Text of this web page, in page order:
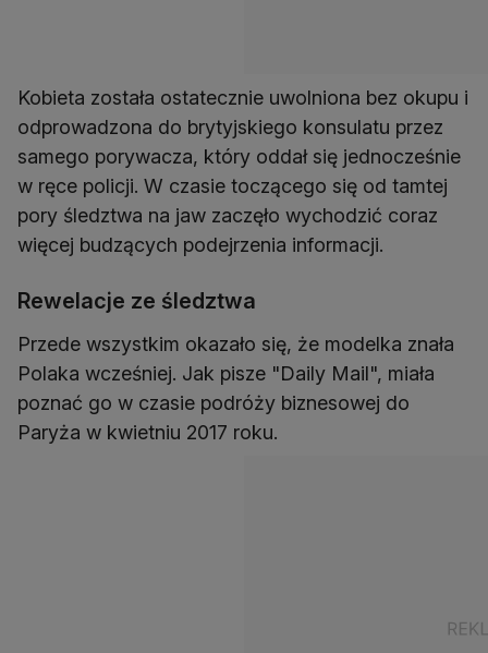
Kobieta została ostatecznie uwolniona bez okupu i
odprowadzona do brytyjskiego konsulatu przez
samego porywacza, który oddał się jednocześnie
w ręce policji. W czasie toczącego się od tamtej
pory śledztwa na jaw zaczęło wychodzić coraz
więcej budzących podejrzenia informacji.
Rewelacje ze śledztwa
Przede wszystkim okazało się, że modelka znała
Polaka wcześniej. Jak pisze "Daily Mail", miała
poznać go w czasie podróży biznesowej do
Paryża w kwietniu 2017 roku.